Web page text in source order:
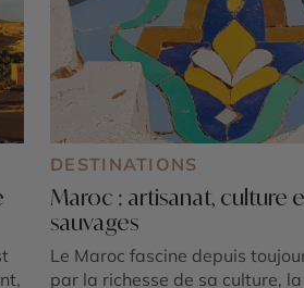
DESTINATIONS
Maroc : artisanat, culture
sauvages
Le Maroc fascine depuis
par la richesse de sa culture,